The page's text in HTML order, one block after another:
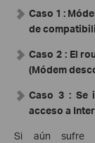
Caso 1 :
de
Caso 2: El
(Módem
Caso 3: Se
acceso a
Si aún sufre